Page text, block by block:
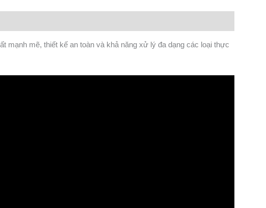
mẽ, thiết kế an toàn và khả năng xử lý đa dạng các loại thực